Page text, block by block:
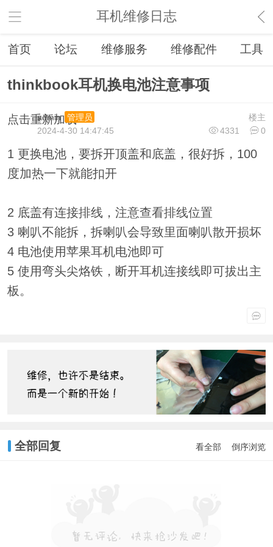
耳机维修日志
首页 论坛 维修服务 维修配件 工具
thinkbook耳机换电池注意事项
点击重新加载 楼主
admin
管理员
4331
0
2024-4-30 14:47:45
1 更换电池，要拆开顶盖和底盖，很好拆，100
度加热一下就能扣开
2 底盖有连接排线，注意查看排线位置
3 喇叭不能拆，拆喇叭会导致里面喇叭散开损坏
4 电池使用苹果耳机电池即可
5 使用弯头尖烙铁，断开耳机连接线即可拔出主
板。
全部回复 看全部 倒序浏览